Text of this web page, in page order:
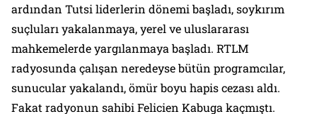
ardından Tutsi liderlerin dönemi başladı, soykırım
suçluları yakalanmaya, yerel ve uluslararası
mahkemelerde yargılanmaya başladı. RTLM
radyosunda çalışan neredeyse bütün programcılar,
sunucular yakalandı, ömür boyu hapis cezası aldı.
Fakat radyonun sahibi Felicien Kabuga kaçmıştı.